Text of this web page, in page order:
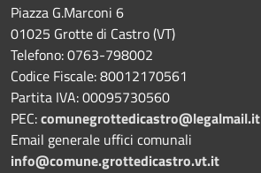
Piazza G.Marconi 6
01025 Grotte di Castro (VT)
Telefono: 0763-798002
Codice Fiscale: 80012170561
Partita IVA: 00095730560
PEC:comunegrottedicastro@legalmail.it
Email generale uffici comunali
info@comune.grottedicastro.vt.it